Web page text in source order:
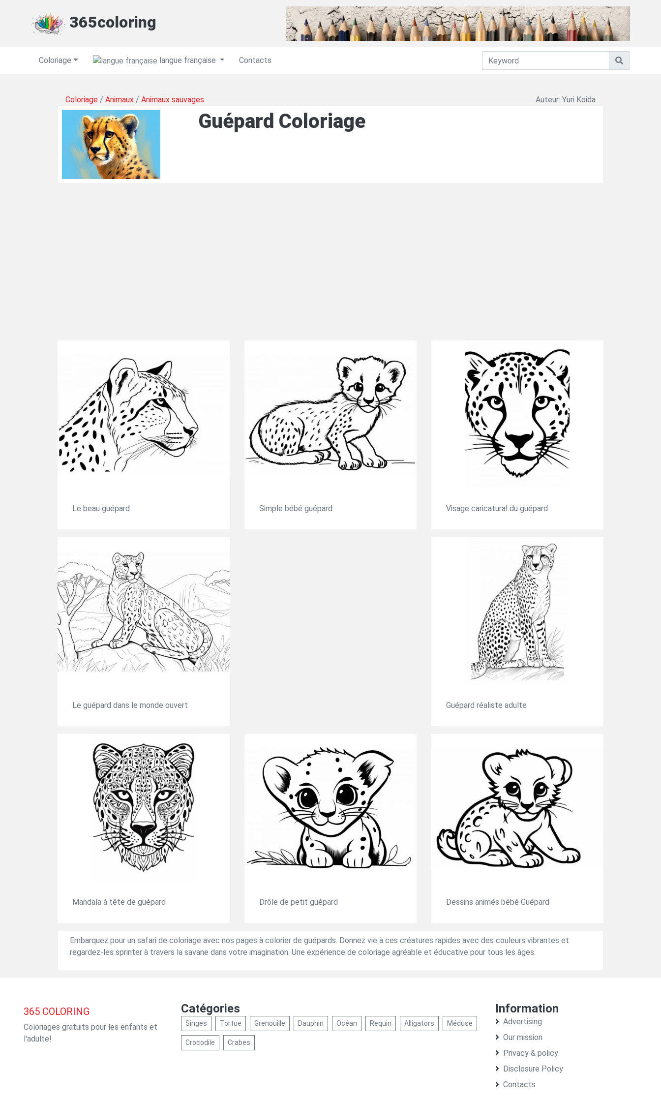
365coloring
Coloriage langue française Contacts
Coloriage / Animaux / Animaux sauvages Auteur: Yuri Koida
Guépard Coloriage
Le beau guépard Simple bébé guépard Visage caricatural du guépard
Le guépard dans le monde ouvert Guépard réaliste adulte
Mandala à tête de guépard Drôle de petit guépard Dessins animés bébé Guépard
Embarquez pour un safari de coloriage avec nos pages à colorier de guépards. Donnez vie à ces créatures rapides avec des couleurs vibrantes et
regardez-les sprinter à travers la savane dans votre imagination. Une expérience de coloriage agréable et éducative pour tous les âges.
365 COLORING
Coloriages gratuits pour les enfants et
l'adulte!
Catégories
Singes Tortue Grenouille Dauphin Océan Requin Alligators Méduse
Crocodile Crabes
Information
Advertising
Our mission
Privacy & policy
Disclosure Policy
Contacts